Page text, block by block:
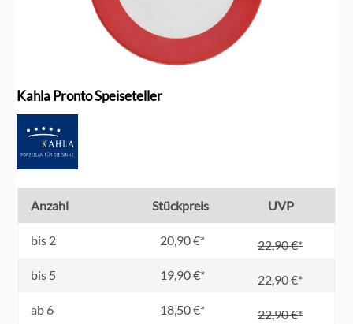
Kahla Pronto Speiseteller
Anzahl Stückpreis UVP
bis 2 20,90 €*
22,90 €*
bis 5 19,90 €*
22,90 €*
ab 6 18,50 €* 22,90 €*